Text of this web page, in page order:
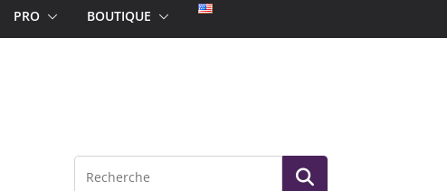
PRO BOUTIQUE